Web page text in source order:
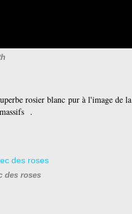
rosier blanc pur à l'image de la
.
des roses